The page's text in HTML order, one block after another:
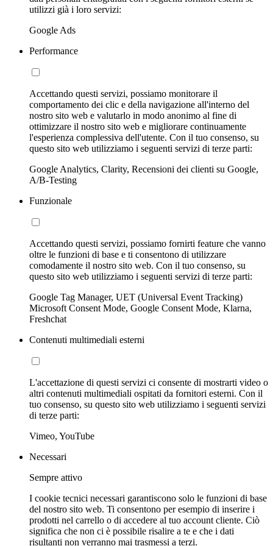
utilizzi già i loro servizi:
Google Ads
Performance
Accettando questi servizi, possiamo monitorare il
comportamento dei clic e della navigazione all'interno del
nostro sito web e valutarlo in modo anonimo al fine di
ottimizzare il nostro sito web e migliorare continuamente
l'esperienza complessiva dell'utente. Con il tuo consenso, su
questo sito web utilizziamo i seguenti servizi di terze parti:
Google Analytics, Clarity, Recensioni dei clienti su Google,
A/B-Testing
Funzionale
Accettando questi servizi, possiamo fornirti feature che vanno
oltre le funzioni di base e ti consentono di utilizzare
comodamente il nostro sito web. Con il tuo consenso, su
questo sito web utilizziamo i seguenti servizi di terze parti:
Google Tag Manager, UET (Universal Event Tracking)
Microsoft Consent Mode, Google Consent Mode, Klarna,
Freshchat
Contenuti multimediali esterni
L'accettazione di questi servizi ci consente di mostrarti video o
altri contenuti multimediali ospitati da fornitori esterni. Con il
tuo consenso, su questo sito web utilizziamo i seguenti servizi
di terze parti:
Vimeo, YouTube
Necessari
Sempre attivo
I cookie tecnici necessari garantiscono solo le funzioni di base
del nostro sito web. Ti consentono per esempio di inserire i
prodotti nel carrello o di accedere al tuo account cliente. Ciò
significa che non ci è possibile risalire a te e che i dati
risultanti non verranno mai trasmessi a terzi.